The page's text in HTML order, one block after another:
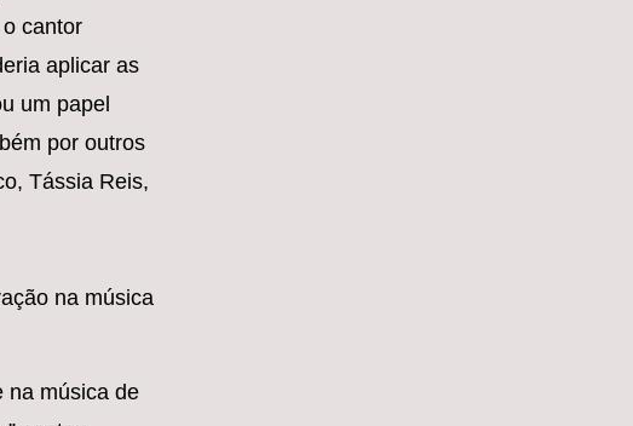
cantor
aplicar as
um papel
por outros
Tássia Reis,
na música
na música de